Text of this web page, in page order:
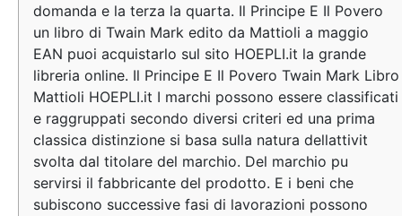
domanda e la terza la quarta. Il Principe E Il Povero
un libro di Twain Mark edito da Mattioli a maggio
EAN puoi acquistarlo sul sito HOEPLI.it la grande
libreria online. Il Principe E Il Povero Twain Mark Libro
Mattioli HOEPLI.it I marchi possono essere classificati
e raggruppati secondo diversi criteri ed una prima
classica distinzione si basa sulla natura dellattivit
svolta dal titolare del marchio. Del marchio pu
servirsi il fabbricante del prodotto. E i beni che
subiscono successive fasi di lavorazioni possono